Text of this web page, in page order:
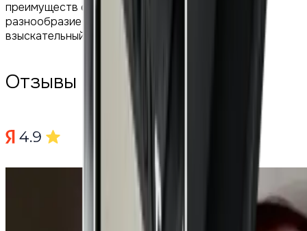
преимуществ окон Schuco. Выбор цвета и
разнообразие фурнитуры удовлетворит самый
взыскательный вкус.
Отзывы клиентов